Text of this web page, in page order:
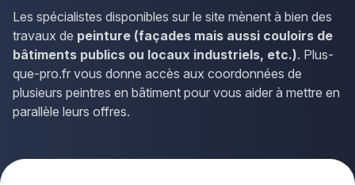
Les spécialistes disponibles sur le site mènent à bien des
travaux de peinture (façades mais aussi couloirs de
bâtiments publics ou locaux industriels, etc.). Plus-
que-pro.fr vous donne accès aux coordonnées de
plusieurs peintres en bâtiment pour vous aider à mettre en
parallèle leurs offres.